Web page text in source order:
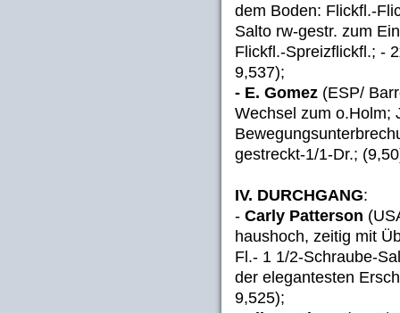
dem Boden: Flickfl.-
Salto rw-gestr. zum
Flickfl.-Spreizflickfl.; -
9,537);
- E. Gomez (ESP/
Wechsel zum o.Holm;
gestreckt-1/1-Dr.;
IV. DURCHGANG:
- Carly Patterson
haushoch, zeitig mit
Fl.- 1 1/2-Schraube-
der elegantesten
9,525);